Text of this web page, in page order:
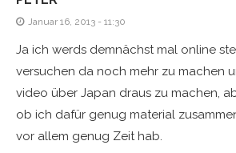
Januar 16, 2013 - 11:30
Ja ich werds demnächst mal online
versuchen da noch mehr zu machen
video über Japan draus zu machen,
ob ich dafür genug material
vor allem genug Zeit hab.